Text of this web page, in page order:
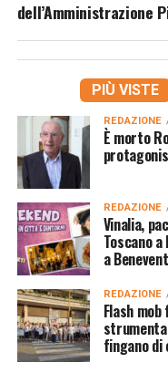
dell’Amministrazione
PIÙ VISTE
REDAZIONE
È morto
REDAZIONE
Vinalia,
Toscano
a
REDAZIONE
Flash
fingano di